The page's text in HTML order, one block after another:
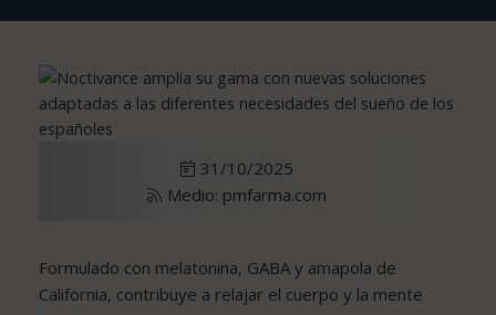
31/10/2025
Medio: pmfarma.com
Formulado con melatonina, GABA y amapola de
California, contribuye a relajar el cuerpo y la mente